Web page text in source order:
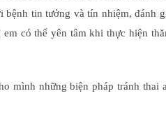
tin tưởng và tín nhiệm, đánh
có thể yên tâm khi thực hiện
mình những biện pháp tránh thai